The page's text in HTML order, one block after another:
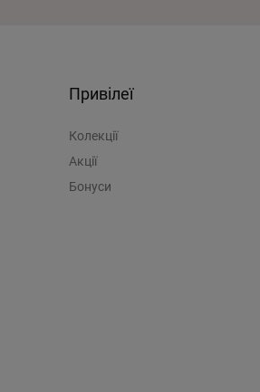
Привілеї
Колекції
Акції
Бонуси